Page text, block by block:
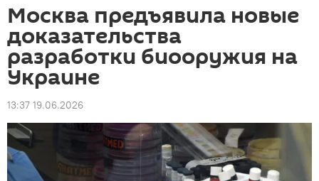
Москва предъявила новые
доказательства
разработки биооружия на
Украине
13:37 19.06.2026